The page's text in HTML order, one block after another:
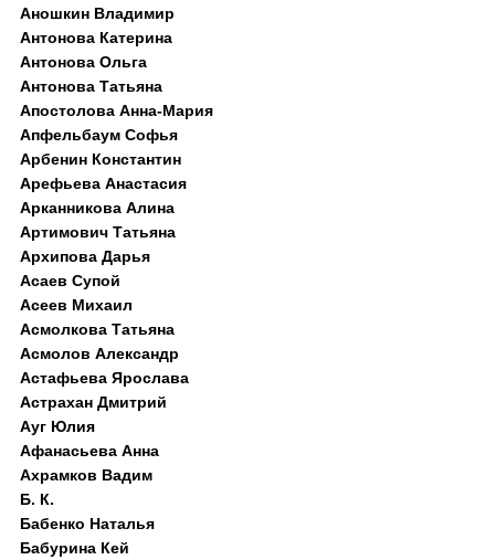
Аношкин Владимир
Антонова Катерина
Антонова Ольга
Антонова Татьяна
Апостолова Анна-Мария
Апфельбаум Софья
Арбенин Константин
Арефьева Анастасия
Арканникова Алина
Артимович Татьяна
Архипова Дарья
Асаев Супой
Асеев Михаил
Асмолкова Татьяна
Асмолов Александр
Астафьева Ярослава
Астрахан Дмитрий
Ауг Юлия
Афанасьева Анна
Ахрамков Вадим
Б. К.
Бабенко Наталья
Бабурина Кей